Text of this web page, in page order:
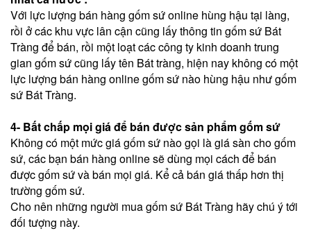
Với lực lượng bán hàng gốm sứ online hùng hậu tại làng,
rồi ở các khu vực lân cận cũng lấy thông tin gốm sứ Bát
Tràng để bán, rồi một loạt các công ty kinh doanh trung
gian gốm sứ cũng lấy tên Bát tràng, hiện nay không có một
lực lượng bán hàng online gốm sứ nào hùng hậu như gốm
sứ Bát Tràng.
4- Bất chấp mọi giá để bán được sản phẩm gốm sứ
Không có một mức giá gốm sứ nào gọi là giá sàn cho gốm
sứ, các bạn bán hàng online sẽ dùng mọi cách để bán
được gốm sứ và bán mọi giá. Kể cả bán giá thấp hơn thị
trường gốm sứ.
Cho nên những người mua gốm sứ Bát Tràng hãy chú ý tới
đối tượng này.